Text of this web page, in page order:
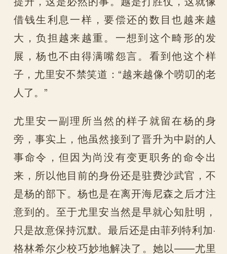
借钱生利息一样，要偿还的数目也越来越
大，负担越来越重。一想到这个畸形的发
展，杨也不由得满嘴怨言。看到他这个样
子，尤里安不禁笑道：“越来越像个唠叨的老
人了。”
尤里安一副理所当然的样子就留在杨的身
旁，事实上，他虽然接到了晋升为中尉的人
事命令，但因为尚没有变更职务的命令出
来，所以他目前的身份还是驻费沙武官，不
是杨的部下。杨也是在离开海尼森之后才注
意到的。至于尤里安当然是早就心知肚明，
只是故意保持沉默。最后还是由菲列特利加·
格林希尔少校巧妙地解决了。她以——尤里